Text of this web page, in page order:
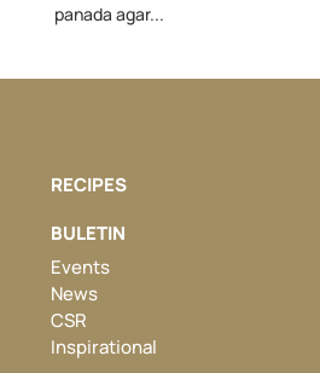
panada agar...
RECIPES
BULETIN
Events
News
CSR
Inspirational